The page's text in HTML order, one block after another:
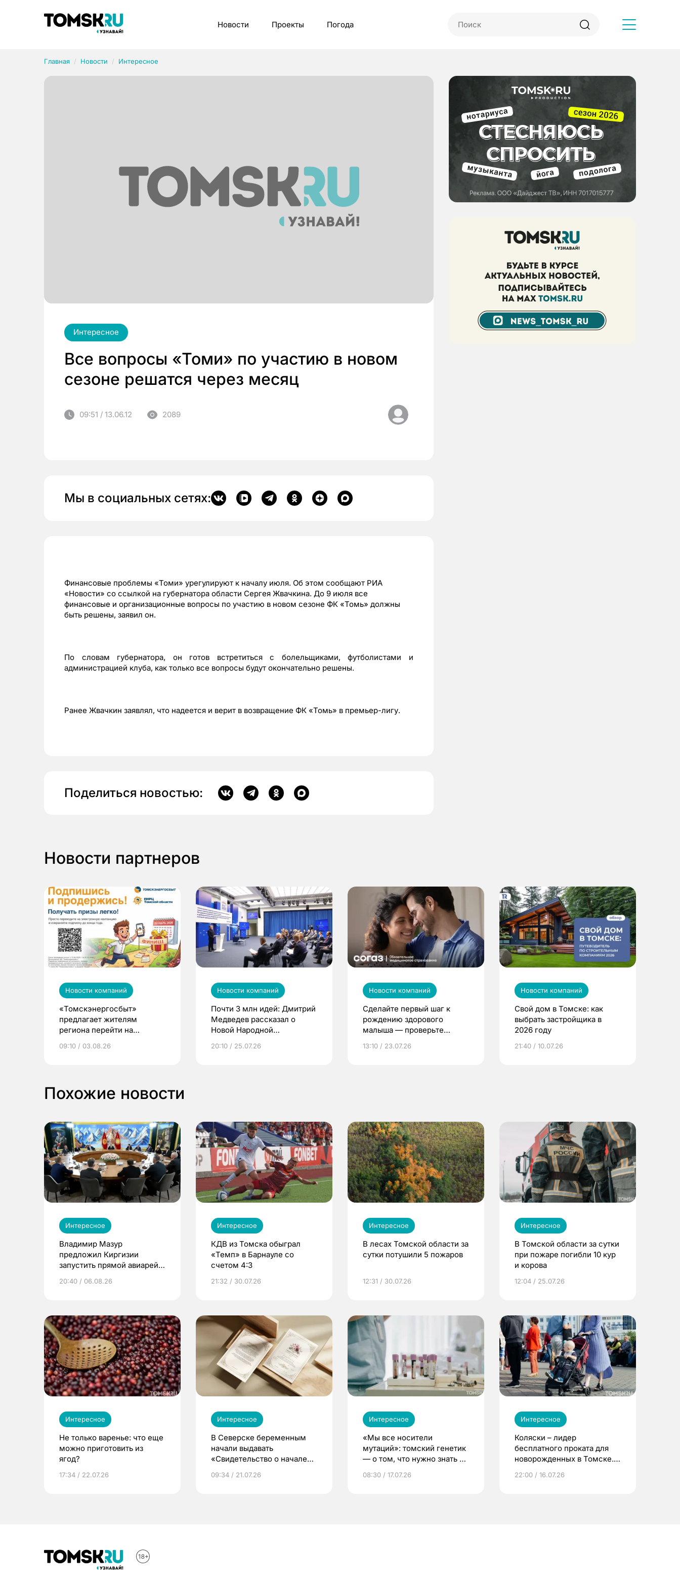
Новости Проекты Погода
Главная Новости Интересное
Интересное
Все вопросы «Томи» по участию в новом
сезоне решатся через месяц
09:51 / 13.06.12 2089
Мы в социальных сетях:
Финансовые проблемы «Томи» урегулируют к началу июля. Об этом сообщают РИА
«Новости» со ссылкой на губернатора области Сергея Жвачкина. До 9 июля все
финансовые и организационные вопросы по участию в новом сезоне ФК «Томь» должны
быть решены, заявил он.
По словам губернатора, он готов встретиться с болельщиками, футболистами и
администрацией клуба, как только все вопросы будут окончательно решены.
Ранее Жвачкин заявлял, что надеется и верит в возвращение ФК «Томь» в премьер-лигу.
Поделиться новостью:
Новости партнеров
Новости компаний
«Томскэнергосбыт»
предлагает жителям
региона перейти на
выиграть призы
09:10 / 03.08.26
Новости компаний
Почти 3 млн идей: Дмитрий
Медведев рассказал о
Новой Народной
20:10 / 25.07.26
Новости компаний
Сделайте первый шаг к
рождению здорового
малыша — проверьте
по ОМС!
13:10 / 23.07.26
Новости компаний
Свой дом в Томске: как
выбрать застройщика в
2026 году
21:40 / 10.07.26
Похожие новости
Интересное
Владимир Мазур
предложил Киргизии
запустить прямой авиарейс
20:40 / 06.08.26
Интересное
КДВ из Томска обыграл
«Темп» в Барнауле со
счетом 4:3
21:32 / 30.07.26
Интересное
В лесах Томской области за
сутки потушили 5 пожаров
12:31 / 30.07.26
Интересное
В Томской области за сутки
при пожаре погибли 10 кур
и корова
12:04 / 25.07.26
Интересное
Не только варенье: что еще
можно приготовить из
ягод?
17:34 / 22.07.26
Интересное
В Северске беременным
начали выдавать
«Свидетельство о начале
09:34 / 21.07.26
Интересное
«Мы все носители
мутаций»: томский генетик
— о том, что нужно знать до
08:30 / 17.07.26
Интересное
Коляски – лидер
бесплатного проката для
новорожденных в Томске.
22:00 / 16.07.26
Рубрики